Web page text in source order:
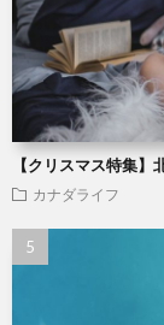
【クリスマス特集】
カナダライフ